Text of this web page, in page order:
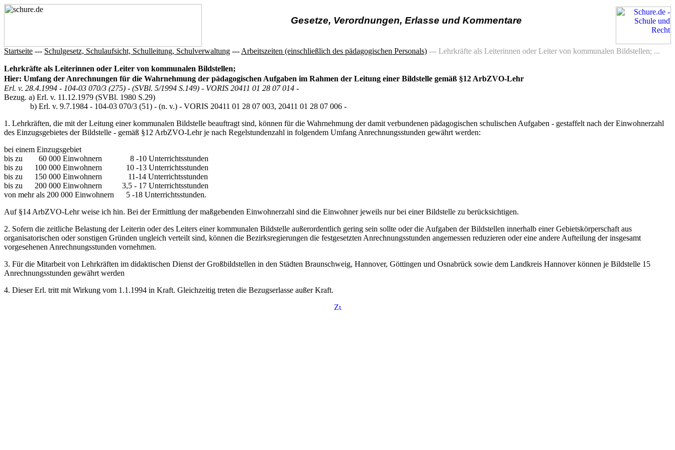
Gesetze, Verordnungen, Erlasse und Kommentare
Startseite --- Schulgesetz, Schulaufsicht, Schulleitung, Schulverwaltung --- Arbeitszeiten (einschließlich des pädagogischen Personals) --- Lehrkräfte als Leiterinnen oder Leiter von kommunalen Bildstellen; ...
Lehrkräfte als Leiterinnen oder Leiter von kommunalen Bildstellen;
Hier: Umfang der Anrechnungen für die Wahrnehmung der pädagogischen Aufgaben im Rahmen der Leitung einer Bildstelle gemäß §12 ArbZVO-Lehr
Erl. v. 28.4.1994 - 104-03 070/3 (275) - (SVBl. 5/1994 S.149) - VORIS 20411 01 28 07 014 -
Bezug. a) Erl. v. 11.12.1979 (SVBl. 1980 S.29)
b) Erl. v. 9.7.1984 - 104-03 070/3 (51) - (n. v.) - VORIS 20411 01 28 07 003, 20411 01 28 07 006 -
1. Lehrkräften, die mit der Leitung einer kommunalen Bildstelle beauftragt sind, können für die Wahrnehmung der damit verbundenen pädagogischen schulischen Aufgaben - gestaffelt nach der Einwohnerzahl
des Einzugsgebietes der Bildstelle - gemäß §12 ArbZVO-Lehr je nach Regelstundenzahl in folgendem Umfang Anrechnungsstunden gewährt werden:
bei einem Einzugsgebiet
bis zu 60 000 Einwohnern 8 -10 Unterrichtsstunden
bis zu 100 000 Einwohnern 10 -13 Unterrichtsstunden
bis zu 150 000 Einwohnern 11-14 Unterrichtsstunden
bis zu 200 000 Einwohnern 3,5 - 17 Unterrichtsstunden
von mehr als 200 000 Einwohnern 5 -18 Unterrichtsstunden.
Auf §14 ArbZVO-Lehr weise ich hin. Bei der Ermittlung der maßgebenden Einwohnerzahl sind die Einwohner jeweils nur bei einer Bildstelle zu berücksichtigen.
2. Sofern die zeitliche Belastung der Leiterin oder des Leiters einer kommunalen Bildstelle außerordentlich gering sein sollte oder die Aufgaben der Bildstellen innerhalb einer Gebietskörperschaft aus
organisatorischen oder sonstigen Gründen ungleich verteilt sind, können die Bezirksregierungen die festgesetzten Anrechnungsstunden angemessen reduzieren oder eine andere Aufteilung der insgesamt
vorgesehenen Anrechnungsstunden vornehmen.
3. Für die Mitarbeit von Lehrkräften im didaktischen Dienst der Großbildstellen in den Städten Braunschweig, Hannover, Göttingen und Osnabrück sowie dem Landkreis Hannover können je Bildstelle 15
Anrechnungsstunden gewährt werden
4. Dieser Erl. tritt mit Wirkung vom 1.1.1994 in Kraft. Gleichzeitig treten die Bezugserlasse außer Kraft.